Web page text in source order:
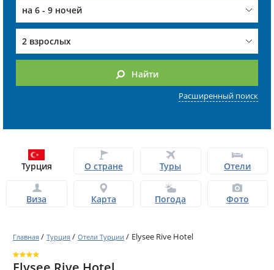
на 6 - 9 ночей
2 взрослых
Найти
Расширенный поиск
Турция О стране Туры Отели
Виза Карта Погода Фото
Главная / Турция / Отели Турции / Elysee Rive Hotel